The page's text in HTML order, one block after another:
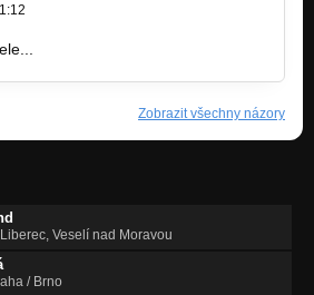
Zobrazit všechny názory
Veselí nad Moravou
/ Brno